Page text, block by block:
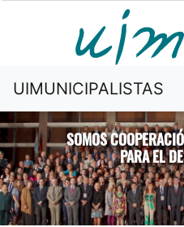
UIMUNICIPALISTAS
SOMOS
PARA EL
Previous